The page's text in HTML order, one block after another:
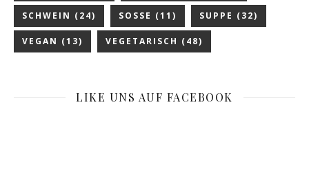
SCHWEIN (24) SOSSE (11) SUPPE (32)
VEGAN (13) VEGETARISCH (48)
LIKE UNS AUF FACEBOOK